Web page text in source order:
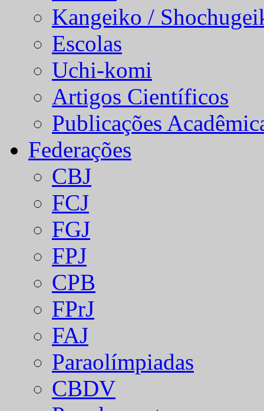
Kangeiko /
Escolas
Uchi-komi
Artigos Científicos
Publicações
Federações
CBJ
FCJ
FGJ
FPJ
CPB
FPrJ
FAJ
Paraolímpiadas
CBDV